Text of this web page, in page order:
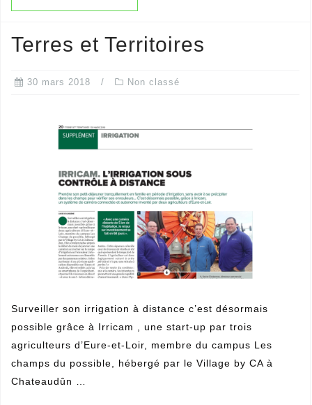
Terres et Territoires
30 mars 2018 Non classé
Surveiller son irrigation à distance c’est désormais
possible grâce à Irricam , une start-up par trois
agriculteurs d’Eure-et-Loir, membre du campus Les
champs du possible, hébergé par le Village by CA à
Chateaudûn …